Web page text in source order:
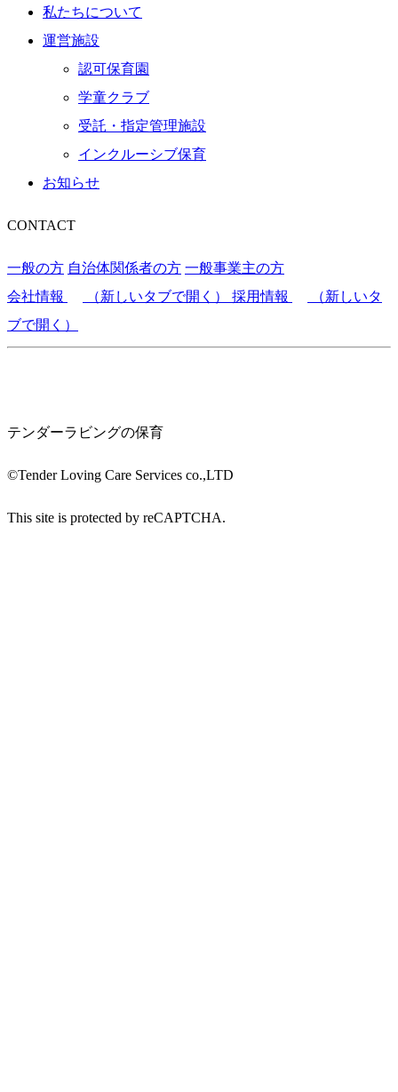
私たちについて
運営施設
認可保育園
学童クラブ
受託・指定管理施設
インクルーシブ保育
お知らせ
CONTACT
一般の方 自治体関係者の方 一般事業主の方
会社情報
（新しいタブで開く） 採用情報
（新しいタ
ブで開く）
テンダーラビングの保育
©︎Tender Loving Care Services co.,LTD
This site is protected by reCAPTCHA.